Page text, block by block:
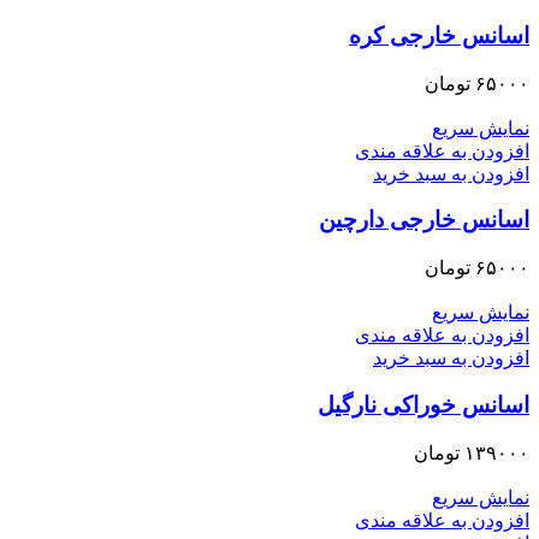
اسانس خارجی کره
۶۵۰۰۰ تومان
نمایش سریع
افزودن به علاقه مندی
افزودن به سبد خرید
اسانس خارجی دارچین
۶۵۰۰۰ تومان
نمایش سریع
افزودن به علاقه مندی
افزودن به سبد خرید
اسانس خوراکی نارگیل
۱۳۹۰۰۰ تومان
نمایش سریع
افزودن به علاقه مندی